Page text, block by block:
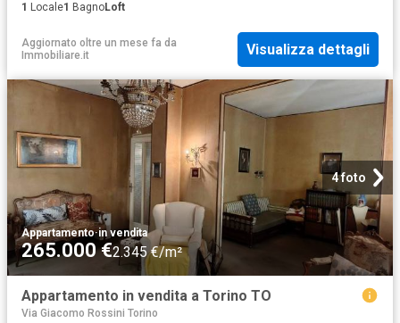
1 Locale1 BagnoLoft
Aggiornato oltre un mese fa da
Immobiliare.it
Visualizza dettagli
4 foto
Appartamento·in vendita
265.000 €2.345 €/m²
Appartamento in vendita a Torino TO
Via Giacomo Rossini Torino